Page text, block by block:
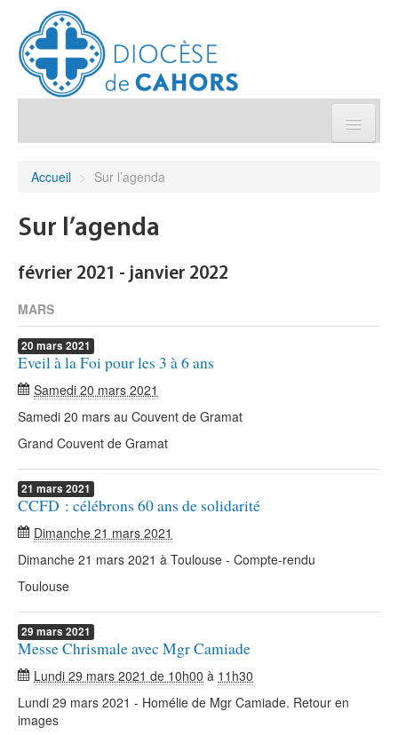
Agenda diocésain
Je donne
Annuaire/Contact
Accueil > Sur l’agenda
Sur l’agenda
février 2021 - janvier 2022
MARS
20 mars 2021
Eveil à la Foi pour les 3 à 6 ans
Samedi 20 mars 2021
Samedi 20 mars au Couvent de Gramat
Grand Couvent de Gramat
21 mars 2021
CCFD : célébrons 60 ans de solidarité
Dimanche 21 mars 2021
Dimanche 21 mars 2021 à Toulouse - Compte-rendu
Toulouse
29 mars 2021
Messe Chrismale avec Mgr Camiade
Lundi 29 mars 2021 de 10h00 à 11h30
Lundi 29 mars 2021 - Homélie de Mgr Camiade. Retour en
images